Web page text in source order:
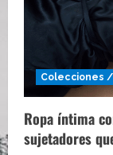
Colecciones
Ropa íntima
sujetadores